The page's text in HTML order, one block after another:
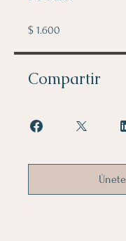
$ 1.600
Compartir
Únete